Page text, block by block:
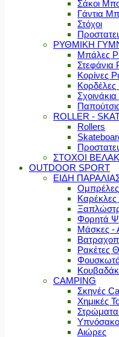
Σάκοι
Γάντια
Στόχοι
ΡΥΘΜΙΚΗ
Μπάλες
Στεφάνια
Κορίνες
Κορδέλες
ROLLER -
Rollers
ΣΤΟΧΟΙ
OUTDOOR SPORT
ΕΙΔΗ
Φορητά
Μάσκες -
Ρακέτες
CAMPING
Σκηνές
Χημικές
Αιώρες